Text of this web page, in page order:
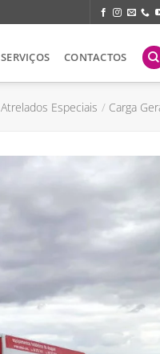
SERVIÇOS CONTACTOS
Atrelados Especiais / Carga